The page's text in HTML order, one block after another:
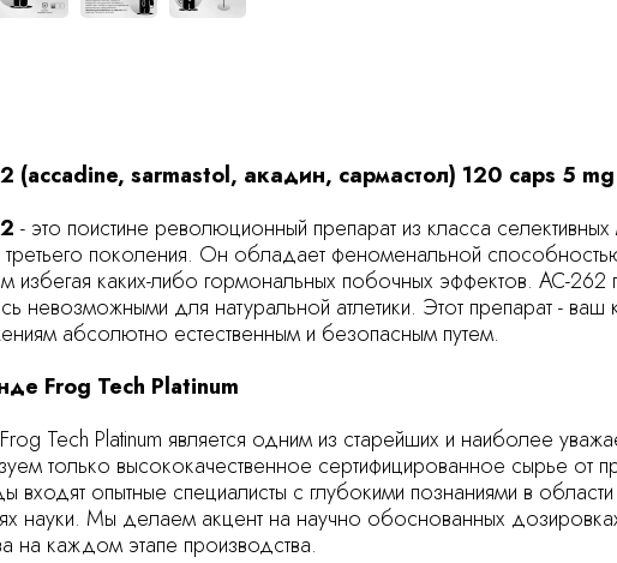
(accadine, sarmastol, акадин, сармастол) 120 caps 5 mg
- это поистине революционный препарат из класса
третьего поколения. Он обладает феноменальной
избегая каких-либо гормональных побочных эффектов. AC-
невозможными для натуральной атлетики. Этот препарат -
абсолютно естественным и безопасным путем.
Frog Tech Platinum
Tech Platinum является одним из старейших и наиболее
только высококачественное сертифицированное сырье от
входят опытные специалисты с глубокими познаниями в
науки. Мы делаем акцент на научно обоснованных
на каждом этапе производства.